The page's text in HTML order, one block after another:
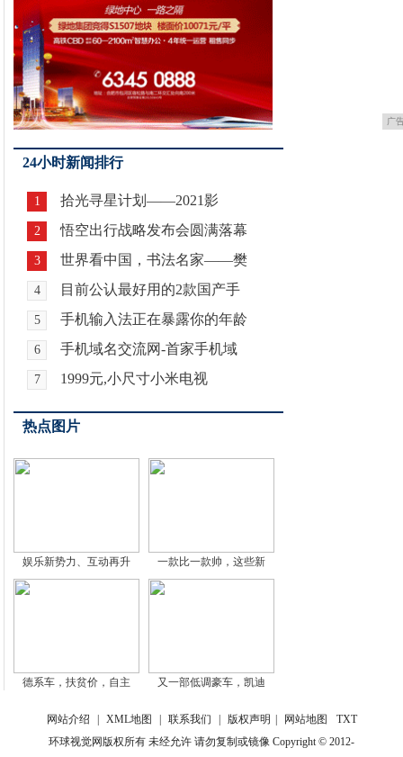
广
24小时新闻排行
1 拾光寻星计划——2021影
2 悟空出行战略发布会圆满落幕
3 世界看中国，书法名家——樊
4 目前公认最好用的2款国产手
5 手机输入法正在暴露你的年龄
6 手机域名交流网-首家手机域
7 1999元,小尺寸小米电视
热点图片
娱乐新势力、互动再升 一款比一款帅，这些新
德系车，扶贫价，自主 又一部低调豪车，凯迪
网站介绍 XML地图 联系我们 版权声明 网站地图
TXT
环球视觉网版权所有 未经允许 请勿复制或镜像 Copyright © 2012-